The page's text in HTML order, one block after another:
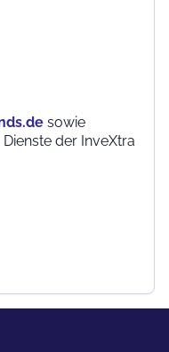
sowie
Dienste der InveXtra